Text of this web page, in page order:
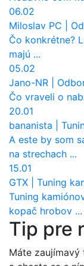
06.02
Miloslav PC
Čo konkrétne?
majú ...
05.02
Jano-NR
Čo vraveli o
20.01
bananista
Tuning
A este by som
na strechach ...
15.01
GTX
Tuning
Tuning
kopač hrobov ...
Tip pre
Máte